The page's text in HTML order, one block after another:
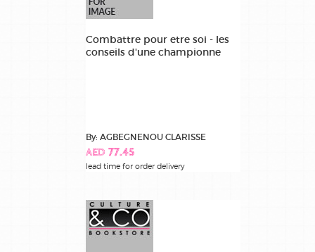
Combattre pour etre soi - les
conseils d'une championne
By: AGBEGNENOU CLARISSE
AED 77.45
lead time for order delivery